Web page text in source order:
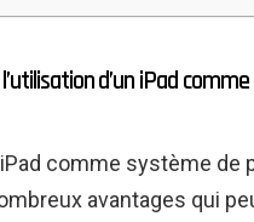
d’un iPad
iPad comme système de
avantages qui